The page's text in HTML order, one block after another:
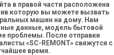
в правой части расположена
которую вы можете вызвать
машин на дому. Нам
данные, модель бытовой
проблемы. После отправки
«SC-REMONT» свяжутся с
время.